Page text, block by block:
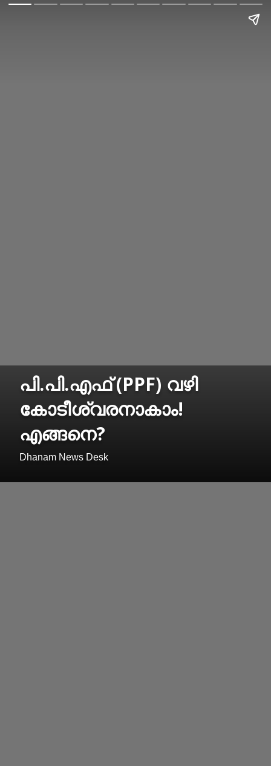
പി.പി.എഫ് (PPF) വഴി
കോടീശ്വരനാകാം!
എങ്ങനെ?
Dhanam News Desk